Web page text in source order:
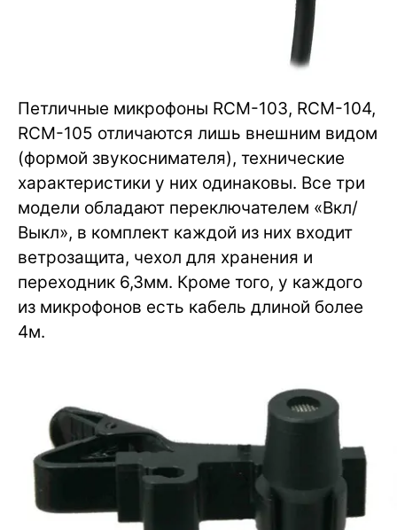
Петличные микрофоны RCM-103, RCM-104,
RCM-105 отличаются лишь внешним видом
(формой звукоснимателя), технические
характеристики у них одинаковы. Все три
модели обладают переключателем «Вкл/
Выкл», в комплект каждой из них входит
ветрозащита, чехол для хранения и
переходник 6,3мм. Кроме того, у каждого
из микрофонов есть кабель длиной более
4м.